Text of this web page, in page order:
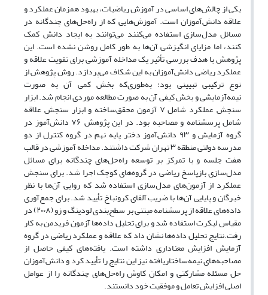
یکی از چالش‌های اساسی در آموزش ریاضیات، بهبود همزمان عملکرد و
علاقه دانش‌آموزان است. آموزش‌هایی که از راه‌حل‌های چندگانه در
مسائل مدل‌سازی استفاده می‌کنند می‌توانند به ایجاد دانش کمک
کنند، اما مزایای انگیزشی آن‌ها به طور کامل روشن نشده است. این
پژوهش با هدف بررسی تأثیر یک مداخله آموزشی برای تقویت علاقه و
عملکرد ریاضی دانش‌آموزان به این شکاف می‌پردازد. روش پژوهش از
نوع ترکیبی تبیینی بود؛ به‌طوری‌که بخش کمی آن به صورت
نیمه‌آزمایشی و بخش کیفی آن به صورت مطالعه موردی انجام شد. ابزار
سنجش عملکرد شامل ۷ آزمون محقق‌ساخته و ابزار سنجش علاقه
شامل پرسشنامه و مصاحبه بود. در این پژوهش ۷۶ دانش‌آموز در
گروه آزمایش و ۹۳ دانش‌آموز دختر پایه نهم در گروه کنترل از دو
مدرسه دولتی منطقه ۳ تهران شرکت داشتند. مداخله آموزشی در قالب
هفت جلسه و با تمرکز بر توسعه راه‌حل‌های چندگانه برای مسائل
مدل‌سازی بازپاسخ ریاضی در گروه‌های کوچک اجرا شد. برای سنجش
عملکرد از آزمون‌های مدل‌سازی استفاده شد که روایی آن‌ها با نظر
خبرگان و پایایی آن‌ها با ضریب آلفای کرونباخ تأیید شد. برای جمع‌آوری
داده‌های علاقه از پرسشنامه مبتنی بر سطح‌بندی لودینگ و زو (۲۰۰۸) در
مقیاس لیکرت استفاده شد و برای تحلیل داده‌ها آزمون فریدمن به کار
رفت.نتایج تحلیل داده‌ها نشان داد که علاقه و عملکرد ریاضی در گروه
آزمایش افزایش معناداری داشته است. یافته‌های کیفی حاصل از
مصاحبه‌های نیمه‌ساختاریافته نیز این نتایج را تأیید کرد و دانش‌آموزان
حل مسئله مشارکتی و امکان کاوش راه‌حل‌های چندگانه را از عوامل
اصلی افزایش تعامل و موفقیت خود دانستند.